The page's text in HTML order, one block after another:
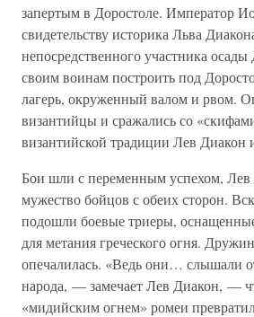
запертым в Доростоле. Император
свидетельству историка Льва
непосредственного участника
своим воинам построить под
лагерь, окруженный валом и рвом.
византийцы и сражались со
византийской традиции Лев Диакон
Бои шли с переменным успехом, Лев
мужество бойцов с обеих сторон.
подошли боевые триеры,
для метания греческого огня.
опечалилась. «Ведь они… слышали
народа, — замечает Лев Диакон, —
«мидийским огнем» ромеи